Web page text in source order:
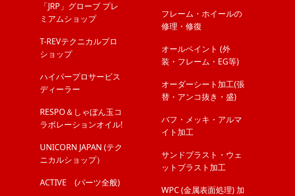
「JRP」グローブ プレ
ミアムショップ
T-REVテクニカルプロ
ショップ
ハイパープロサービス
ディーラー
RESPO＆しゃぼん玉コ
ラボレーションオイル!
UNICORN JAPAN (テク
ニカルショップ）
ACTIVE (パーツ全般)
フレーム・ホイールの
修理・修復
オールペイント (外
装・フレーム・EG等)
オーダーシート加工(張
替・アンコ抜き・盛)
バフ・メッキ・アルマ
イト加工
サンドブラスト・ウェ
ットブラスト加工
WPC (金属表面処理) 加